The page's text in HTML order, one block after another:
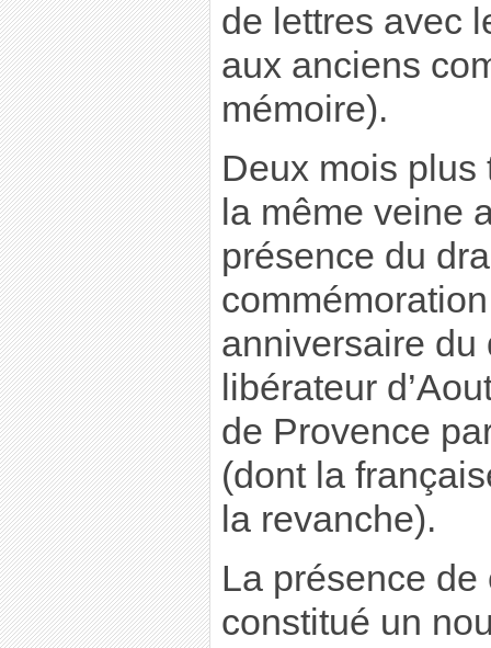
de lettres avec
aux anciens
mémoire).
Deux mois plus
la même veine
présence du
anniversaire du
libérateur
de Provence
(dont la
la revanche).
La présence
constitué un